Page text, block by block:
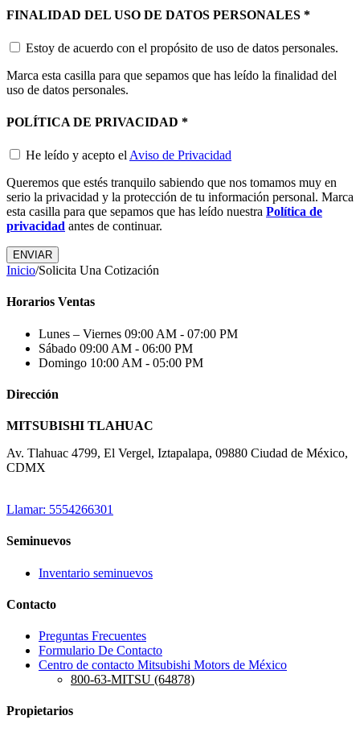
FINALIDAD DEL USO DE DATOS PERSONALES *
Estoy de acuerdo con el propósito de uso de datos personales.
Marca esta casilla para que sepamos que has leído la finalidad del
uso de datos personales.
POLÍTICA DE PRIVACIDAD *
He leído y acepto el Aviso de Privacidad
Queremos que estés tranquilo sabiendo que nos tomamos muy en
serio la privacidad y la protección de tu información personal. Marca
esta casilla para que sepamos que has leído nuestra Política de
privacidad antes de continuar.
Inicio/Solicita Una Cotización
Horarios Ventas
Lunes – Viernes 09:00 AM - 07:00 PM
Sábado 09:00 AM - 06:00 PM
Domingo 10:00 AM - 05:00 PM
Dirección
MITSUBISHI TLAHUAC
Av. Tlahuac 4799, El Vergel, Iztapalapa, 09880 Ciudad de México,
CDMX
Llamar: 5554266301
Seminuevos
Inventario seminuevos
Contacto
Preguntas Frecuentes
Formulario De Contacto
Centro de contacto Mitsubishi Motors de México
800-63-MITSU (64878)
Propietarios